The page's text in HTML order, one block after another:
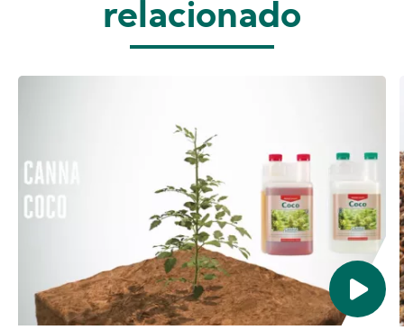
relacionado